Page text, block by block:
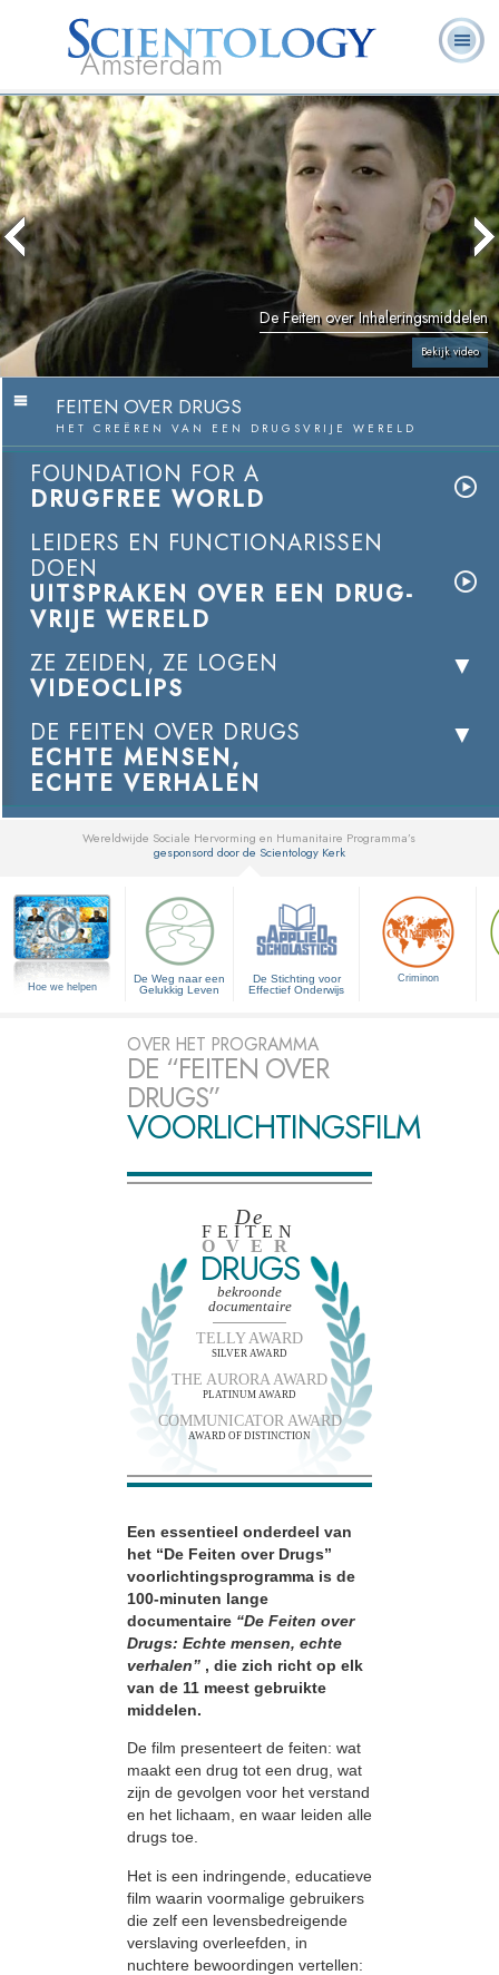
Amsterdam
Over
Ons
L. Ron
Hubbard
Wat is
Scientology?
Pastoraal
Werkers
Veelgestelde
vragen
Boeken
De Feiten over Inhaleringsmiddelen
Bekijk video
FEITEN OVER DRUGS
HET CREËREN VAN EEN DRUGSVRIJE WERELD
FOUNDATION FOR A
DRUGFREE WORLD
LEIDERS EN FUNCTIONARISSEN
DOEN
UITSPRAKEN OVER EEN DRUG-
VRIJE WERELD
ZE ZEIDEN, ZE LOGEN
VIDEOCLIPS
DE FEITEN OVER DRUGS
ECHTE MENSEN,
ECHTE VERHALEN
Wereldwijde Sociale Hervorming en Humanitaire Programma’s
gesponsord door de Scientology Kerk
Hoe we helpen
De Weg naar een
Gelukkig Leven
De Stichting voor
Effectief Onderwijs
Criminon
OVER HET PROGRAMMA
DE “FEITEN OVER
DRUGS”
VOORLICHTINGSFILM
De
FEITEN
OVER
DRUGS
bekroonde
documentaire
TELLY AWARD
SILVER AWARD
THE AURORA AWARD
PLATINUM AWARD
COMMUNICATOR AWARD
AWARD OF DISTINCTION
Een essentieel onderdeel van
het “De Feiten over Drugs”
voorlichtings­programma is de
100-minuten lange
documentaire “De Feiten over
Drugs: Echte mensen, echte
verhalen” , die zich richt op elk
van de 11 meest gebruikte
middelen.
De film presenteert de feiten: wat
maakt een drug tot een drug, wat
zijn de gevolgen voor het verstand
en het lichaam, en waar leiden alle
drugs toe.
Het is een indringende, educatieve
film waarin voormalige gebruikers
die zelf een levensbedreigende
verslaving overleefden, in
nuchtere bewoordingen vertellen: